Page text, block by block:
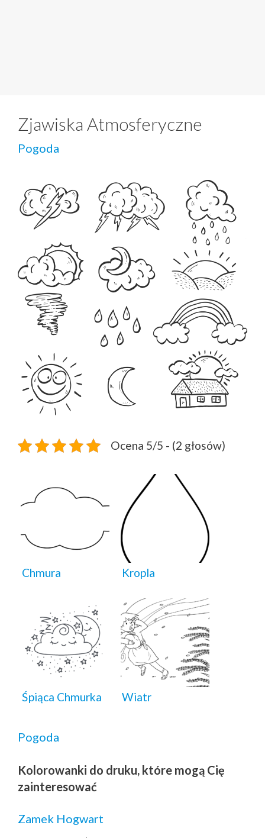
Zjawiska Atmosferyczne
Pogoda
Ocena 5/5 - (2 głosów)
Chmura Kropla
Śpiąca Chmurka Wiatr
Pogoda
Kolorowanki do druku, które mogą Cię
zainteresować
Zamek Hogwart